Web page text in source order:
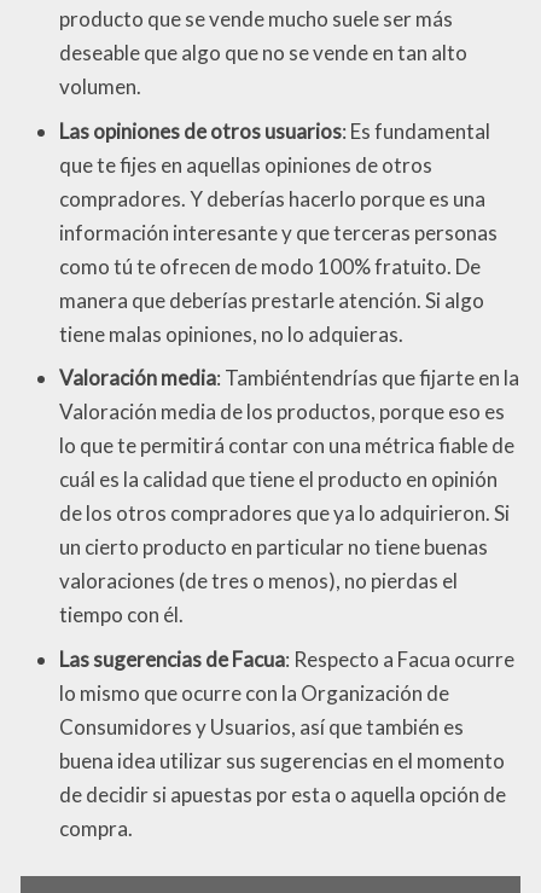
producto que se vende mucho suele ser más
deseable que algo que no se vende en tan alto
volumen.
Las opiniones de otros usuarios: Es fundamental
que te fijes en aquellas opiniones de otros
compradores. Y deberías hacerlo porque es una
información interesante y que terceras personas
como tú te ofrecen de modo 100% fratuito. De
manera que deberías prestarle atención. Si algo
tiene malas opiniones, no lo adquieras.
Valoración media: Tambiéntendrías que fijarte en la
Valoración media de los productos, porque eso es
lo que te permitirá contar con una métrica fiable de
cuál es la calidad que tiene el producto en opinión
de los otros compradores que ya lo adquirieron. Si
un cierto producto en particular no tiene buenas
valoraciones (de tres o menos), no pierdas el
tiempo con él.
Las sugerencias de Facua: Respecto a Facua ocurre
lo mismo que ocurre con la Organización de
Consumidores y Usuarios, así que también es
buena idea utilizar sus sugerencias en el momento
de decidir si apuestas por esta o aquella opción de
compra.